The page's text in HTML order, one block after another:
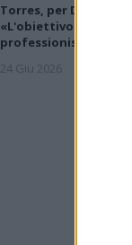
Torres, per Demartis
«L'obiettivo è far
professionisti i nostri
24 Giu 2026